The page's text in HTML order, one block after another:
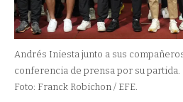
Andrés Iniesta junto a sus
conferencia de prensa por su partida.
Foto: Franck Robichon / EFE.